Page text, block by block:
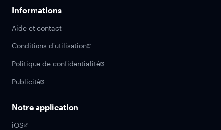
Informations
Aide et contact
Conditions d'utilisation
Politique de confidentialité
Publicité
Notre application
iOS